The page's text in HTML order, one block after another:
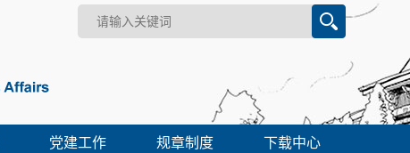
党建工作 规章制度 下载中心